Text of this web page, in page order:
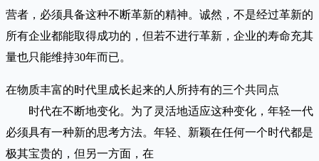
营者，必须具备这种不断革新的精神。诚然，不是经过革新的
所有企业都能取得成功的，但若不进行革新，企业的寿命充其
量也只能维持30年而已。
在物质丰富的时代里成长起来的人所持有的三个共同点
时代在不断地变化。为了灵活地适应这种变化，年轻一代
必须具有一种新的思考方法。年轻、新颖在任何一个时代都是
极其宝贵的，但另一方面，在